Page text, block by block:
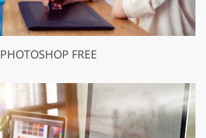
PHOTOSHOP FREE